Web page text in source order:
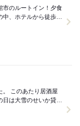
市のルートイン！夕食
中、ホテルから徒歩5
屋
日は大雪のせいか貸切